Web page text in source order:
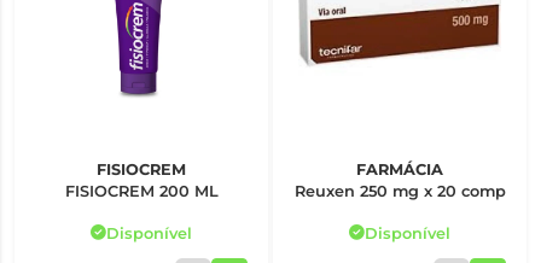
FISIOCREM
FISIOCREM 200 ML
Disponível
FARMÁCIA
Reuxen 250 mg x 20 comp
Disponível